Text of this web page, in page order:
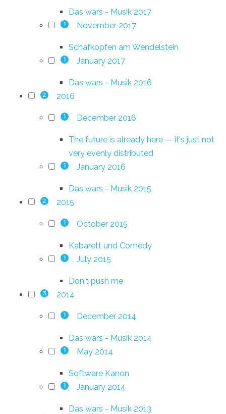
Das wars - Musik 2017
1 November 2017
Schafkopfen am Wendelstein
1 January 2017
Das wars - Musik 2016
2 2016
1 December 2016
The future is already here — it's just not
very evenly distributed
1 January 2016
Das wars - Musik 2015
2 2015
1 October 2015
Kabarett und Comedy
1 July 2015
Don't push me
3 2014
1 December 2014
Das wars - Musik 2014
1 May 2014
Software Kanon
1 January 2014
Das wars - Musik 2013